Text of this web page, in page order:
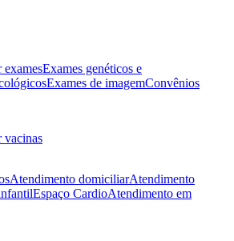
examesExames genéticos e
Exames de imagemConvênios
vacinas
Atendimento domiciliarAtendimento
Espaço CardioAtendimento em